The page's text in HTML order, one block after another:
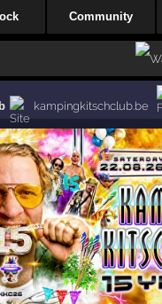
Community
kampingkitschclub.be